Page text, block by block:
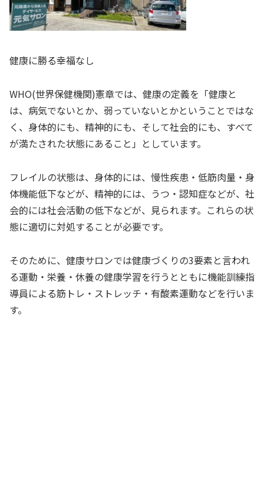
健康に勝る幸福なし
WHO(世界保健機関)憲章では、健康の定義を「健康と
は、病気でないとか、弱っていないとかということではな
く、身体的にも、精神的にも、そして社会的にも、すべて
が満たされた状態にあること」としています。
フレイルの状態は、身体的には、慢性疾患・低筋肉量・身
体機能低下などが、精神的には、うつ・認知症などが、社
会的には社会活動の低下などが、見られます。これらの状
態に適切に対処することが必要です。
そのために、健康サロンでは健康づくりの3要素と言われ
る運動・栄養・休養の健康学習を行うとともに機能訓練指
導員による筋トレ・ストレッチ・有酸素運動などを行いま
す。